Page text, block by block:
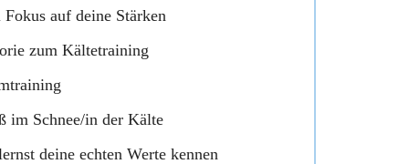
auf deine Stärken
zum Kältetraining
im Schnee/in der Kälte
deine echten Werte kennen